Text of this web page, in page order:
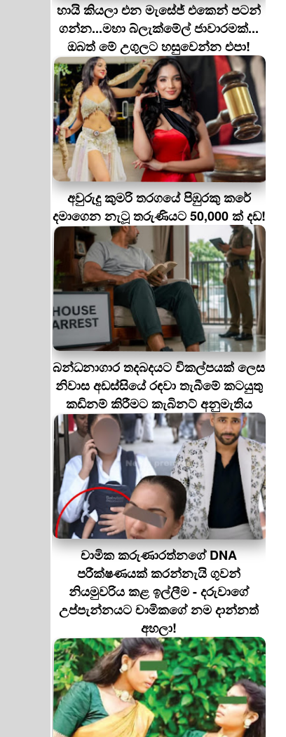
හායි කියලා එන මැසේජ් එකෙන් පටන්
ගන්න...මහා බ්ලැක්මේල් ජාවාරමක්...
ඔබත් මේ උගුලට හසුවෙන්න එපා!
අවුරුදු කුමරි තරගයේ පිඹුරකු කරේ
දමාගෙන නැටූ තරුණියට 50,000 ක් දඩ!
බන්ධනාගාර තදබදයට විකල්පයක් ලෙස
නිවාස අඩස්සියේ රඳවා තැබීමේ කටයුතු
කඩිනම් කිරීමට කැබිනට් අනුමැතිය
චාමික කරුණාරත්නගේ DNA
පරීක්ෂණයක් කරන්නැයි ගුවන්
නියමුවරිය කළ ඉල්ලීම - දරුවාගේ
උප්පැන්නයට චාමිකගේ නම දාන්නත්
අහලා!